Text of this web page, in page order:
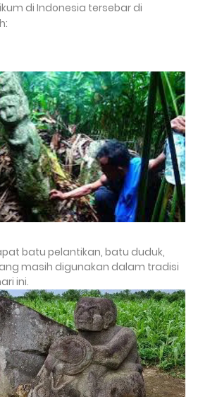
di Indonesia tersebar di
batu pelantikan, batu duduk,
masih digunakan dalam tradisi
ini.